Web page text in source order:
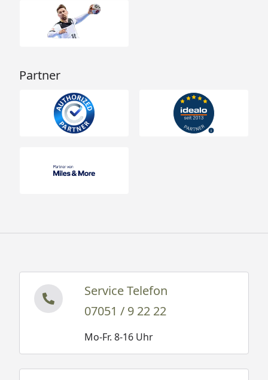
Partner
Service Telefon
07051 / 9 22 22
Mo-Fr. 8-16 Uhr